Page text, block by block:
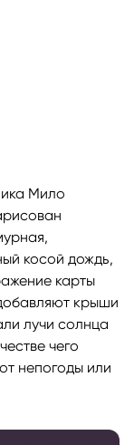
Мило
косой дождь,
карты
крыши
лучи солнца
чего
непогоды или